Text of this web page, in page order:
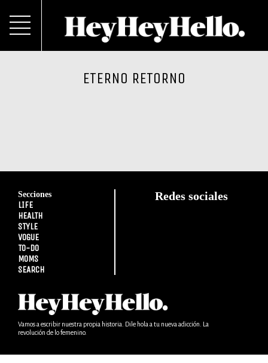
ETERNO RETORNO
Secciones
LIFE
HEALTH
STYLE
VOGUE
TO-DO
MOMS
SEARCH
Redes sociales
Vamos a escribir nuestra propia historia. Dile hola a tu nueva adicción. La
revolución de lo femenino.